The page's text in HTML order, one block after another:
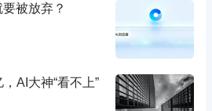
被放弃？
AI大神“看不上”